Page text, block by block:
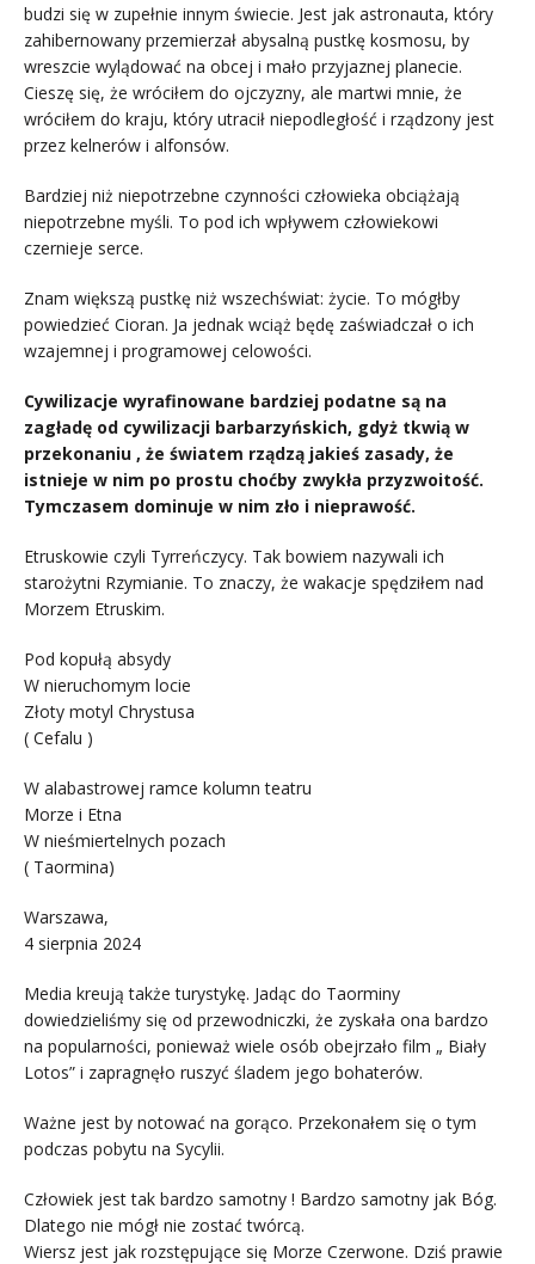
budzi się w zupełnie innym świecie. Jest jak astronauta, który
zahibernowany przemierzał abysalną pustkę kosmosu, by
wreszcie wylądować na obcej i mało przyjaznej planecie.
Cieszę się, że wróciłem do ojczyzny, ale martwi mnie, że
wróciłem do kraju, który utracił niepodległość i rządzony jest
przez kelnerów i alfonsów.
Bardziej niż niepotrzebne czynności człowieka obciążają
niepotrzebne myśli. To pod ich wpływem człowiekowi
czernieje serce.
Znam większą pustkę niż wszechświat: życie. To mógłby
powiedzieć Cioran. Ja jednak wciąż będę zaświadczał o ich
wzajemnej i programowej celowości.
Cywilizacje wyrafinowane bardziej podatne są na
zagładę od cywilizacji barbarzyńskich, gdyż tkwią w
przekonaniu , że światem rządzą jakieś zasady, że
istnieje w nim po prostu choćby zwykła przyzwoitość.
Tymczasem dominuje w nim zło i nieprawość.
Etruskowie czyli Tyrreńczycy. Tak bowiem nazywali ich
starożytni Rzymianie. To znaczy, że wakacje spędziłem nad
Morzem Etruskim.
Pod kopułą absydy
W nieruchomym locie
Złoty motyl Chrystusa
( Cefalu )
W alabastrowej ramce kolumn teatru
Morze i Etna
W nieśmiertelnych pozach
( Taormina)
Warszawa,
4 sierpnia 2024
Media kreują także turystykę. Jadąc do Taorminy
dowiedzieliśmy się od przewodniczki, że zyskała ona bardzo
na popularności, ponieważ wiele osób obejrzało film „ Biały
Lotos” i zapragnęło ruszyć śladem jego bohaterów.
Ważne jest by notować na gorąco. Przekonałem się o tym
podczas pobytu na Sycylii.
Człowiek jest tak bardzo samotny ! Bardzo samotny jak Bóg.
Dlatego nie mógł nie zostać twórcą.
Wiersz jest jak rozstępujące się Morze Czerwone. Dziś prawie